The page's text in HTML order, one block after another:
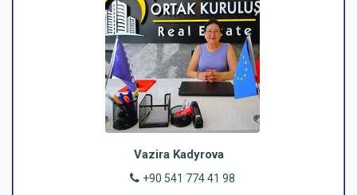
Vazira Kadyrova
+90 541 774 41 98